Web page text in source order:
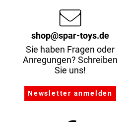
shop@spar-toys.de
Sie haben Fragen oder
Anregungen? Schreiben
Sie uns!